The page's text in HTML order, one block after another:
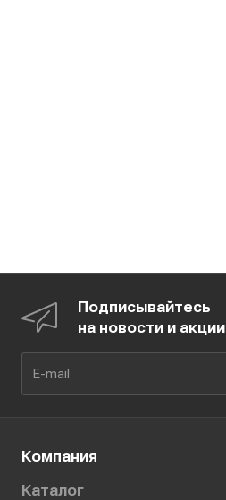
Подписывайтесь
на новости и акции
Компания
Каталог